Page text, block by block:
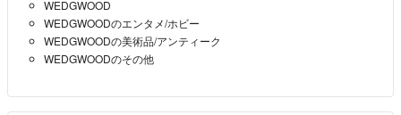
WEDGWOOD
WEDGWOODのエンタメ/ホビー
WEDGWOODの美術品/アンティーク
WEDGWOODのその他